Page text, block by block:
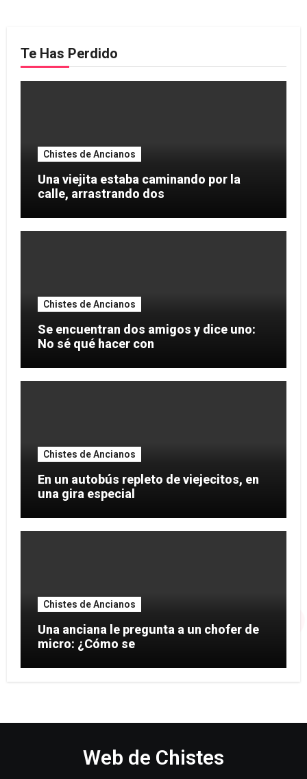
Te Has Perdido
Chistes de Ancianos
Una viejita estaba caminando por la
calle, arrastrando dos
Chistes de Ancianos
Se encuentran dos amigos y dice uno:
No sé qué hacer con
Chistes de Ancianos
En un autobús repleto de viejecitos, en
una gira especial
Chistes de Ancianos
Una anciana le pregunta a un chofer de
micro: ¿Cómo se
Web de Chistes